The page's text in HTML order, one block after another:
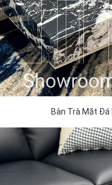
Bàn Trà Mặt Đá